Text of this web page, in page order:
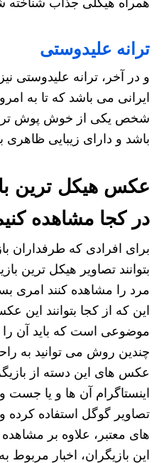
همراه هیکلی جذاب شناخته
ترانه علیدوستی
و در آخر، ترانه علیدوستی
ایرانی می باشد که تا به
شخص یکی از خوش پوش
باشد و دارای زیبایی
عکس هیکل ترین
در کجا مشاهده
برای افرادی که طرفداران
بتوانند تصاویر هیکل ترین
مرد را مشاهده کنند امری
این که از کجا بتوانند این
موضوعی است که باید آن را
چندین روش می توانید به
عکس های این دسته از
اینستاگرام آن ها و یا
تصاویر گوگل استفاده کرده
های معتبر، علاوه بر
این بازیگران، اخبار مربوط